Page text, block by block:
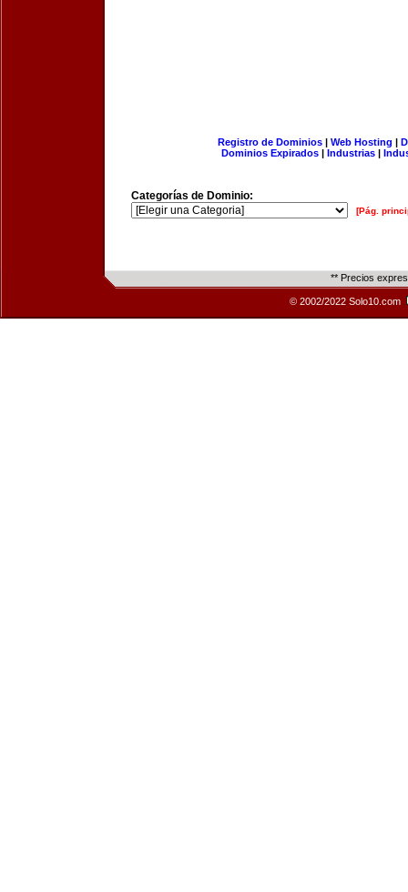
Registro de Dominios| Web Hosting |
Dominios Expirados | Industrias |
Categorías de Dominio:
[Pág.
** Precios
© 2002/2022 Solo10.com